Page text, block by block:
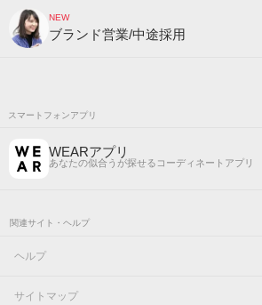
NEW
ブランド営業/中途採用
スマートフォンアプリ
WEARアプリ
あなたの似合うが探せるコーディネートアプリ
関連サイト・ヘルプ
ヘルプ
サイトマップ